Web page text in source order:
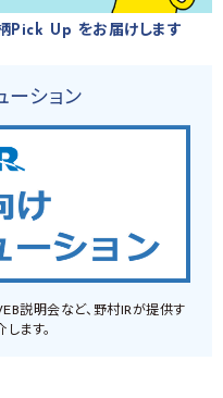
Pick Up をお届けします
ーション
説明会など、野村IRが提供す
ます。